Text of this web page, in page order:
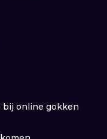
bij online gokken